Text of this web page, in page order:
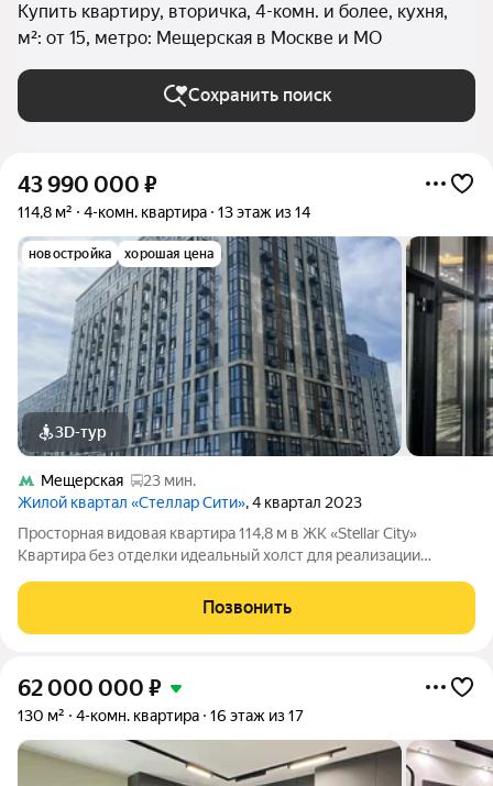
Купить квартиру, вторичка, 4-комн. и более, кухня,
м²: от 15, метро: Мещерская в Москве и МО
Сохранить поиск
43 990 000 ₽
114,8 м² 4-комн. квартира 13 этаж из 14
новостройка хорошая цена
3D-тур
Мещерская
23 мин.
Жилой квартал «Стеллар Сити», 4 квартал 2023
Просторная видовая квартира 114,8 м в ЖК «Stellar City»
Квартира без отделки идеальный холст для реализации
премиальный сервис. Высокие стандарты защиты:
круглосуточная охрана, профессиональное
Позвонить
62 000 000 ₽
130 м² 4-комн. квартира 16 этаж из 17